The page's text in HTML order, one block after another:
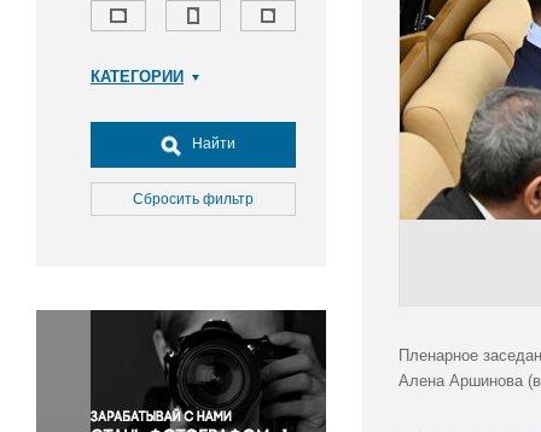
КАТЕГОРИИ
Досуг, туризм и отдых
Культура
Медицина
Окружающая среда
Политика
Правосудие
Происшествия и конфликты
Найти
Сбросить фильтр
Пленарное
Алена Аршинова